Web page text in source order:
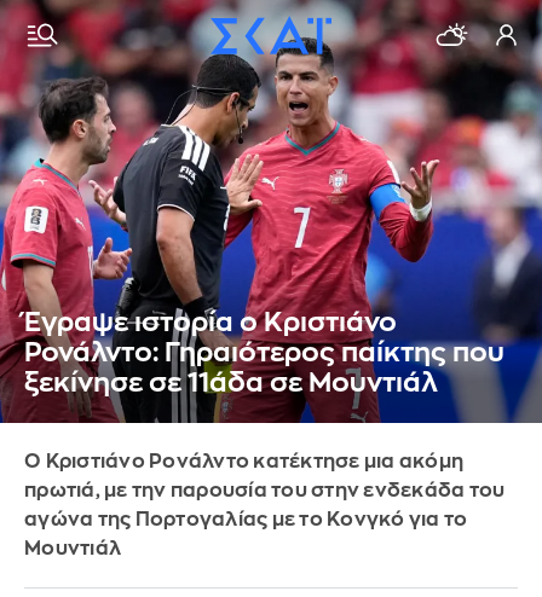
Έγραψε ιστορία ο Κριστιάνο
Ρονάλντο: Γηραιότερος παίκτης που
ξεκίνησε σε 11άδα σε Μουντιάλ
Ο Κριστιάνο Ρονάλντο κατέκτησε μια ακόμη
πρωτιά, με την παρουσία του στην ενδεκάδα του
αγώνα της Πορτογαλίας με το Κονγκό για το
Μουντιάλ